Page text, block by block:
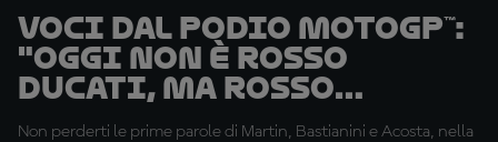
Voci dal podio MotoGP™:
"Oggi non è rosso
Ducati, ma rosso
GASGAS"
Non perderti le prime parole di Martin, Bastianini e Acosta, nella